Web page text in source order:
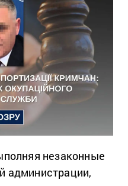
незаконные
администрации,